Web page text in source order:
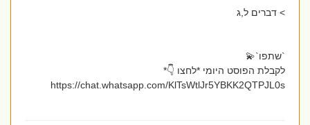
> דברים ל,ג
`שתפו`💫
לקבלת הפוסט היומי *לחצו 👇*
https://chat.whatsapp.com/KlTsWtlJr5YBKK2QTPJL0s